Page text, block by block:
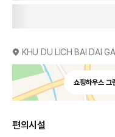
KHU DU LICH BAI DAI
쇼핑하우스 그
편의시설